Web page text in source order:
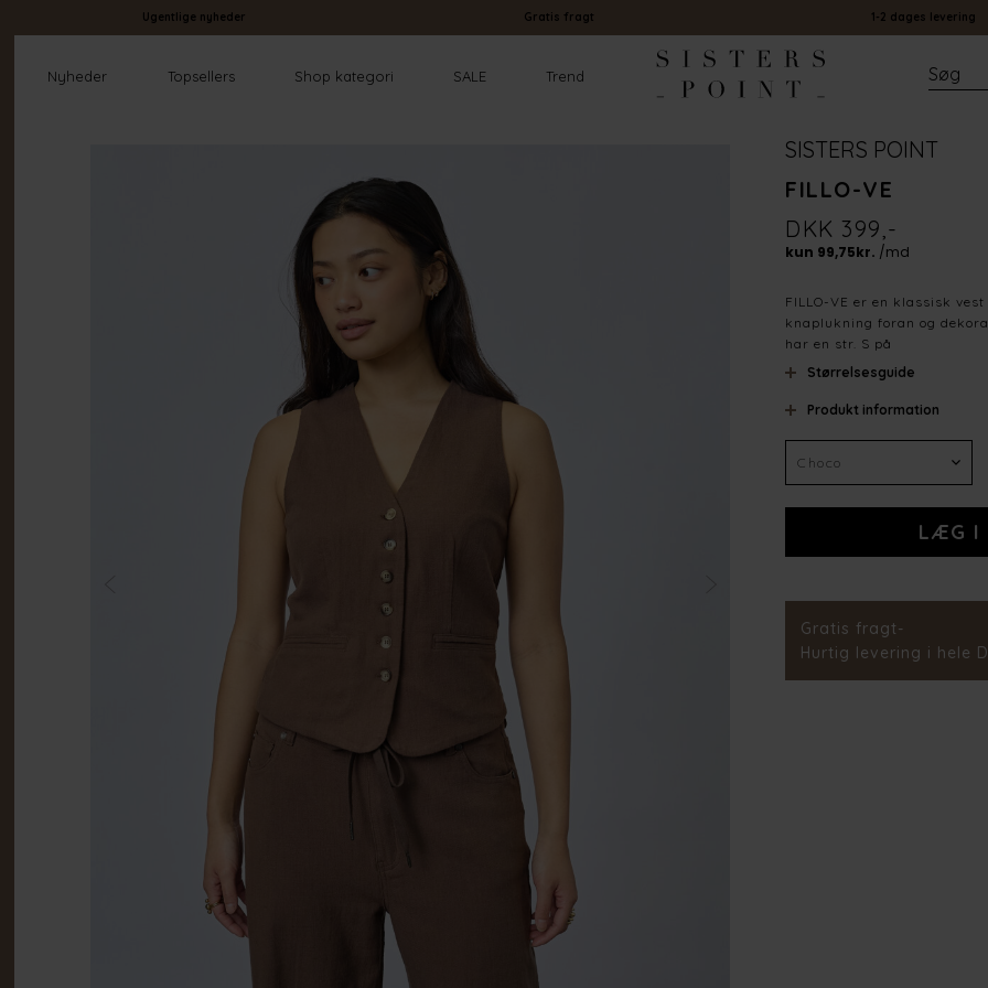
Ugentlige nyheder Gratis fragt 1-2 dages levering
Nyheder Topsellers Shop kategori SALE Trend
SISTERS POINT
FILLO-VE
DKK 399,-
FILLO-VE er en klassisk
knaplukning foran og
har en str. S på
Størrelsesguide
Produkt information
Farve
Materiale
Stylenr.
Gratis fragt-
Hurtig levering i hele